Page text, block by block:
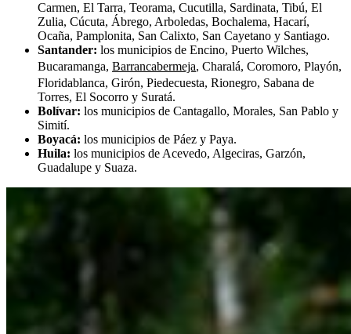
Carmen, El Tarra, Teorama, Cucutilla, Sardinata, Tibú, El
Zulia, Cúcuta, Ábrego, Arboledas, Bochalema, Hacarí,
Ocaña, Pamplonita, San Calixto, San Cayetano y Santiago.
Santander: los municipios de Encino, Puerto Wilches,
Bucaramanga, Barrancabermeja, Charalá, Coromoro, Playón,
Floridablanca, Girón, Piedecuesta, Rionegro, Sabana de
Torres, El Socorro y Suratá.
Bolívar: los municipios de Cantagallo, Morales, San Pablo y
Simití.
Boyacá: los municipios de Páez y Paya.
Huila: los municipios de Acevedo, Algeciras, Garzón,
Guadalupe y Suaza.